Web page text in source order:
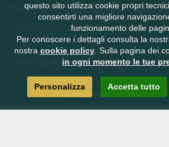
Realizzazione: Informatica Alto Adige SPA
AMMINISTRAZIONE TRASPARENTE
FEEDBACK
CIVIS.bz.it - la rete civica dell'Alto
Note legali
questo sito utilizza cookie propri
consentirti una migliore
funzionamento delle
Per conoscere i dettagli consulta la
nostra cookie policy. Sulla pagina dei
in ogni momento le tue
Personalizza Accetta tutto